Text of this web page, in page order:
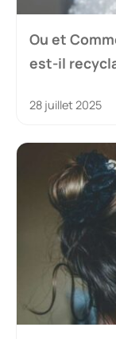
Ou et
est-il
28 juillet 2025